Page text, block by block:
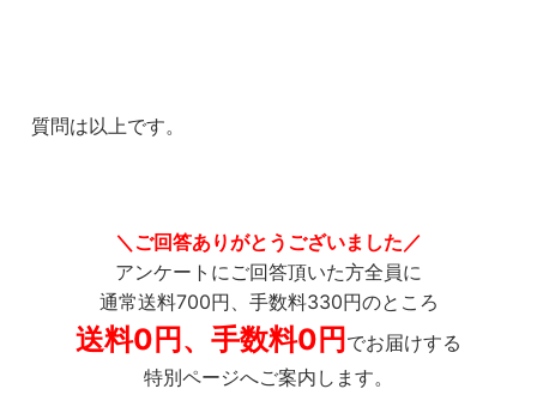
質問は以上です。
＼ご回答ありがとうございました／
アンケートにご回答頂いた方全員に
通常送料700円、手数料330円のところ
送料0円、手数料0円 でお届けする
特別ページへご案内します。